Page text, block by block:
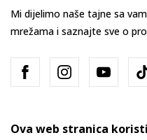
Mi dijelimo naše tajne sa
mrežama i saznajte sve o
Ova web stranica